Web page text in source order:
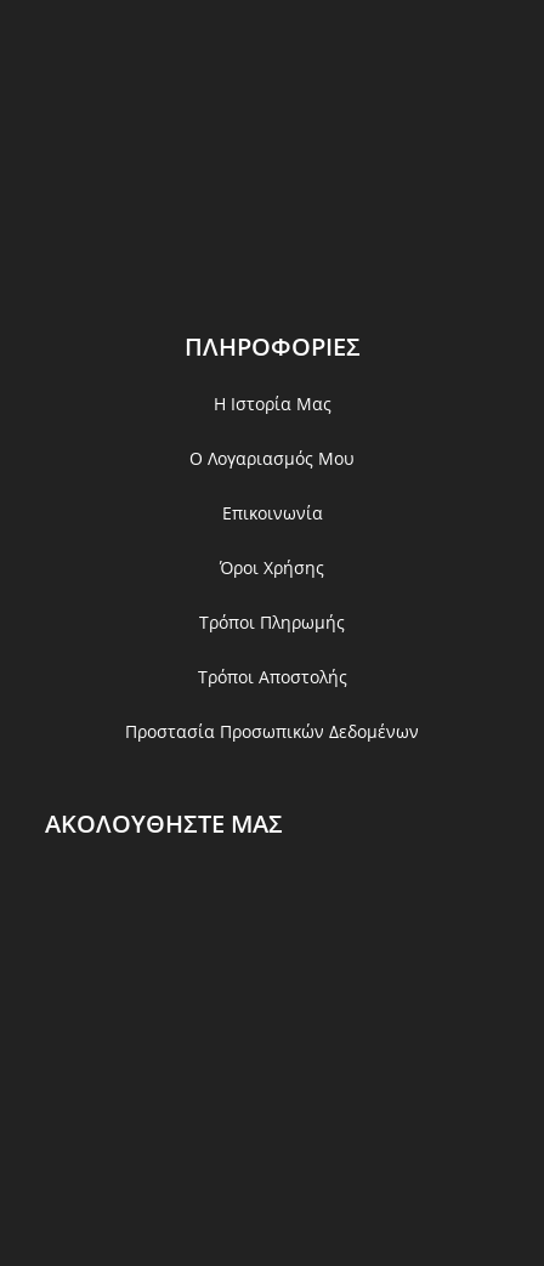
ΠΛΗΡΟΦΟΡΙΕΣ
Η Ιστορία Μας
Ο Λογαριασμός Μου
Επικοινωνία
Όροι Χρήσης
Τρόποι Πληρωμής
Τρόποι Αποστολής
Προστασία Προσωπικών Δεδομένων
ΑΚΟΛΟΥΘΗΣΤΕ ΜΑΣ